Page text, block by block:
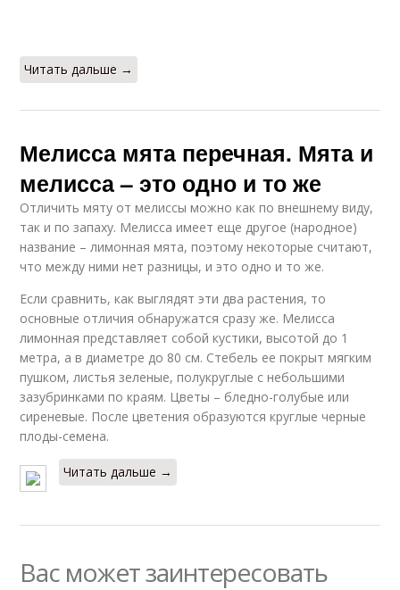
Читать дальше →
Мелисса мята перечная. Мята и
мелисса – это одно и то же
Отличить мяту от мелиссы можно как по внешнему виду,
так и по запаху. Мелисса имеет еще другое (народное)
название – лимонная мята, поэтому некоторые считают,
что между ними нет разницы, и это одно и то же.
Если сравнить, как выглядят эти два растения, то
основные отличия обнаружатся сразу же. Мелисса
лимонная представляет собой кустики, высотой до 1
метра, а в диаметре до 80 см. Стебель ее покрыт мягким
пушком, листья зеленые, полукруглые с небольшими
зазубринками по краям. Цветы – бледно-голубые или
сиреневые. После цветения образуются круглые черные
плоды-семена.
Читать дальше →
Вас может заинтересовать